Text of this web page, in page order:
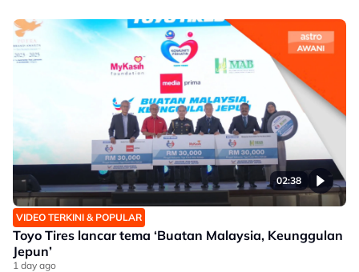
02:38
VIDEO TERKINI & POPULAR
Toyo Tires lancar tema ‘Buatan Malaysia, Keunggulan
Jepun’
1 day ago